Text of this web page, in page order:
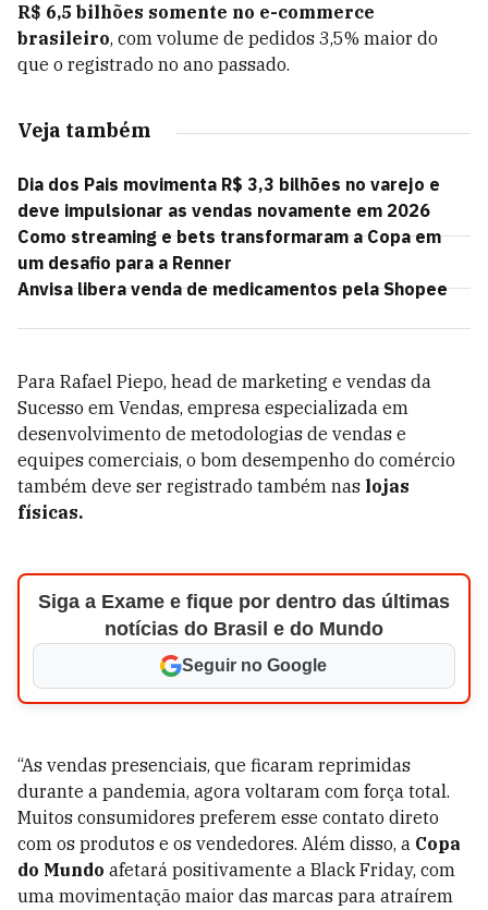
R$ 6,5 bilhões somente no e-commerce
brasileiro, com volume de pedidos 3,5% maior do
que o registrado no ano passado.
Veja também
Dia dos Pais movimenta R$ 3,3 bilhões no varejo e
deve impulsionar as vendas novamente em 2026
Como streaming e bets transformaram a Copa em
um desafio para a Renner
Anvisa libera venda de medicamentos pela Shopee
Para Rafael Piepo, head de marketing e vendas da
Sucesso em Vendas, empresa especializada em
desenvolvimento de metodologias de vendas e
equipes comerciais, o bom desempenho do comércio
também deve ser registrado também nas lojas
físicas.
Siga a Exame e fique por dentro das últimas
notícias do Brasil e do Mundo
Seguir no Google
“As vendas presenciais, que ficaram reprimidas
durante a pandemia, agora voltaram com força total.
Muitos consumidores preferem esse contato direto
com os produtos e os vendedores. Além disso, a Copa
do Mundo afetará positivamente a Black Friday, com
uma movimentação maior das marcas para atraírem